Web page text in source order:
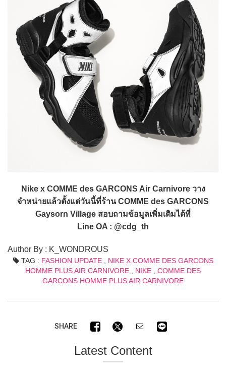
Nike x COMME des GARCONS Air Carnivore วาง
จำหน่ายแล้วตั้งแต่วันนี้ที่ร้าน COMME des GARCONS
Gaysorn Village สอบถามข้อมูลเพิ่มเติมได้ที่
Line OA : @cdg_th
Author By : K_WONDROUS
TAG : FASHION UPDATE, NIKE X COMME DES GARCONS
HOMME PLUS AIR CARNIVORE
NIKE
COMME DES
GARCONS HOMME PLUS AIR CARNIVORE
SHARE
Latest Content